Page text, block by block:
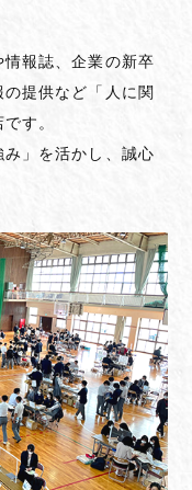
報誌、企業の新卒
提供など「人に関
す。
」を活かし、誠心